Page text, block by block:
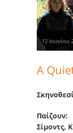
12 Ιουνίου
A
Σίμοντς,